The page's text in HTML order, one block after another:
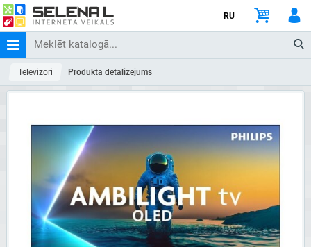
RU
Televizori Produkta detalizējums